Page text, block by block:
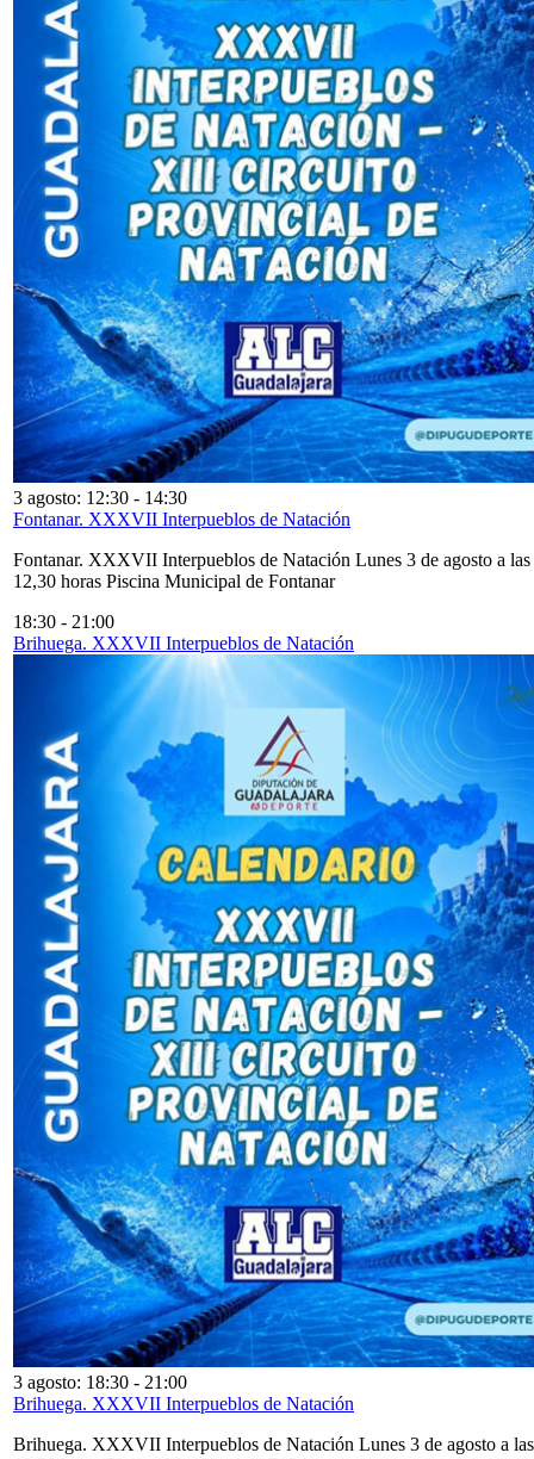
3 agosto: 12:30 - 14:30
Fontanar. XXXVII Interpueblos de Natación
Fontanar. XXXVII Interpueblos de Natación Lunes 3 de agosto a las
12,30 horas Piscina Municipal de Fontanar
18:30 - 21:00
Brihuega. XXXVII Interpueblos de Natación
3 agosto: 18:30 - 21:00
Brihuega. XXXVII Interpueblos de Natación
Brihuega. XXXVII Interpueblos de Natación Lunes 3 de agosto a las